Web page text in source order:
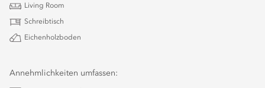
Living Room
Schreibtisch
Eichenholzboden
Annehmlichkeiten umfassen: